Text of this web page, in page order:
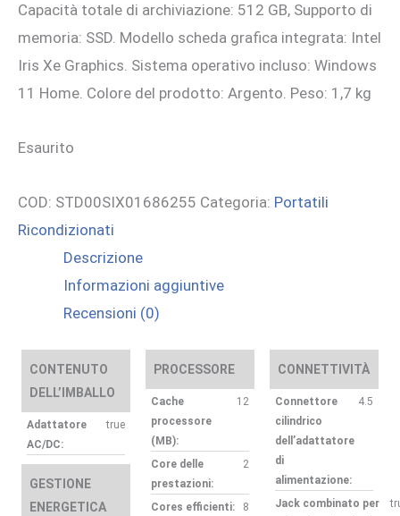
Capacità totale di archiviazione: 512 GB, Supporto di
memoria: SSD. Modello scheda grafica integrata: Intel
Iris Xe Graphics. Sistema operativo incluso: Windows
11 Home. Colore del prodotto: Argento. Peso: 1,7 kg
Esaurito
COD: STD00SIX01686255 Categoria: Portatili
Ricondizionati
Descrizione
Informazioni aggiuntive
Recensioni (0)
CONTENUTO
DELL’IMBALLO
Adattatore
AC/DC:
true
GESTIONE
ENERGETICA
PROCESSORE
Cache
processore
(MB):
12
Core delle
prestazioni:
2
Cores efficienti:
8
CONNETTIVITÀ
Connettore
cilindrico
dell’adattatore
di
alimentazione:
4.5
Jack combinato per